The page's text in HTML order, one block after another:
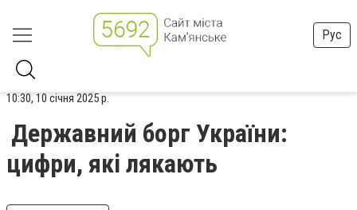
Рус
10:30, 10 січня 2025 р.
Державний борг України:
цифри, які лякають